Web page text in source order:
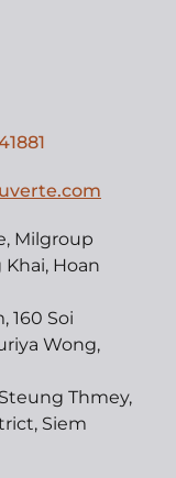
Milgroup
Hoan
160 Soi
Wong,
Thmey,
Siem